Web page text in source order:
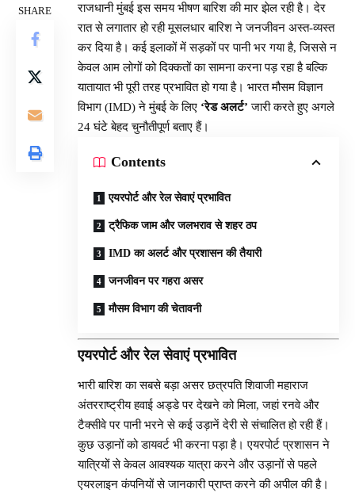
SHARE
राजधानी मुंबई इस समय भीषण बारिश की मार झेल रही है। देर
रात से लगातार हो रही मूसलधार बारिश ने जनजीवन अस्त-व्यस्त
कर दिया है। कई इलाकों में सड़कों पर पानी भर गया है, जिससे न
केवल आम लोगों को दिक्कतों का सामना करना पड़ रहा है बल्कि
यातायात भी पूरी तरह प्रभावित हो गया है। भारत मौसम विज्ञान
विभाग (IMD) ने मुंबई के लिए ‘रेड अलर्ट’ जारी करते हुए अगले
24 घंटे बेहद चुनौतीपूर्ण बताए हैं।
Contents
एयरपोर्ट और रेल सेवाएं प्रभावित
ट्रैफिक जाम और जलभराव से शहर ठप
IMD का अलर्ट और प्रशासन की तैयारी
जनजीवन पर गहरा असर
मौसम विभाग की चेतावनी
एयरपोर्ट और रेल सेवाएं प्रभावित
भारी बारिश का सबसे बड़ा असर छत्रपति शिवाजी महाराज
अंतरराष्ट्रीय हवाई अड्डे पर देखने को मिला, जहां रनवे और
टैक्सीवे पर पानी भरने से कई उड़ानें देरी से संचालित हो रही हैं।
कुछ उड़ानों को डायवर्ट भी करना पड़ा है। एयरपोर्ट प्रशासन ने
यात्रियों से केवल आवश्यक यात्रा करने और उड़ानों से पहले
एयरलाइन कंपनियों से जानकारी प्राप्त करने की अपील की है।